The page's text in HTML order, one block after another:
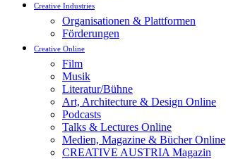
Creative Industries
Organisationen & Plattformen
Förderungen
Creative Online
Film
Musik
Literatur/Bühne
Art, Architecture & Design Online
Podcasts
Talks & Lectures Online
Medien, Magazine & Bücher Online
CREATIVE AUSTRIA Magazin